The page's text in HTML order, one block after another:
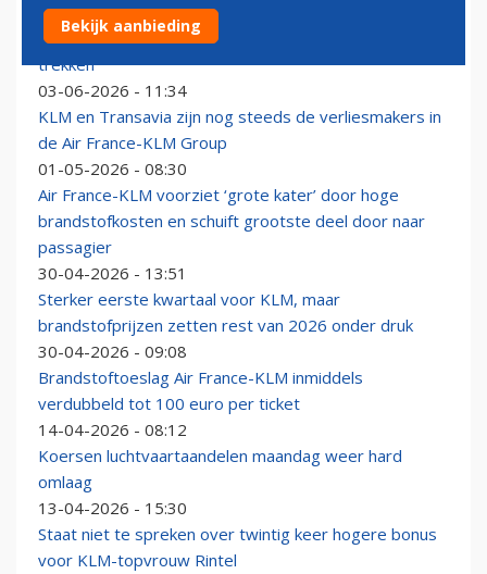
Tickets bij Air France-KLM gratis te wijzigen om
klanten met brandstofstress over de streep te
trekken
03-06-2026 - 11:34
KLM en Transavia zijn nog steeds de verliesmakers in
de Air France-KLM Group
01-05-2026 - 08:30
Air France-KLM voorziet ‘grote kater’ door hoge
brandstofkosten en schuift grootste deel door naar
passagier
30-04-2026 - 13:51
Sterker eerste kwartaal voor KLM, maar
brandstofprijzen zetten rest van 2026 onder druk
30-04-2026 - 09:08
Brandstoftoeslag Air France-KLM inmiddels
verdubbeld tot 100 euro per ticket
14-04-2026 - 08:12
Koersen luchtvaartaandelen maandag weer hard
omlaag
13-04-2026 - 15:30
Staat niet te spreken over twintig keer hogere bonus
voor KLM-topvrouw Rintel
Bekijk aanbieding